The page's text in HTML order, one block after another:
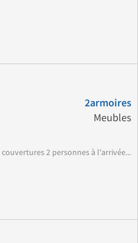
2armoires
Meubles
2 personnes à l'arrivée...